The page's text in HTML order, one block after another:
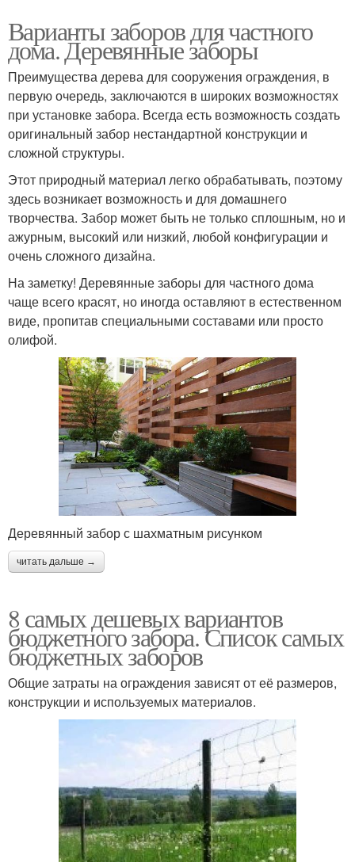
Варианты заборов для частного
дома. Деревянные заборы
Преимущества дерева для сооружения ограждения, в
первую очередь, заключаются в широких возможностях
при установке забора. Всегда есть возможность создать
оригинальный забор нестандартной конструкции и
сложной структуры.
Этот природный материал легко обрабатывать, поэтому
здесь возникает возможность и для домашнего
творчества. Забор может быть не только сплошным, но и
ажурным, высокий или низкий, любой конфигурации и
очень сложного дизайна.
На заметку! Деревянные заборы для частного дома
чаще всего красят, но иногда оставляют в естественном
виде, пропитав специальными составами или просто
олифой.
Деревянный забор с шахматным рисунком
читать дальше →
8 самых дешевых вариантов
бюджетного забора. Список самых
бюджетных заборов
Общие затраты на ограждения зависят от её размеров,
конструкции и используемых материалов.